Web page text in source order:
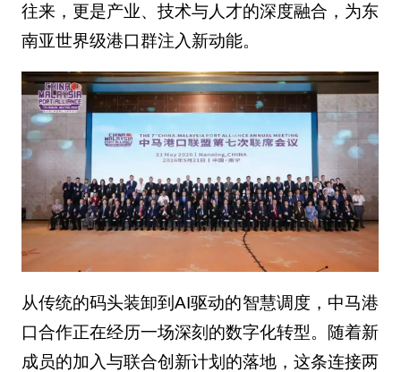
往来，更是产业、技术与人才的深度融合，为东
南亚世界级港口群注入新动能。
从传统的码头装卸到AI驱动的智慧调度，中马港
口合作正在经历一场深刻的数字化转型。随着新
成员的加入与联合创新计划的落地，这条连接两